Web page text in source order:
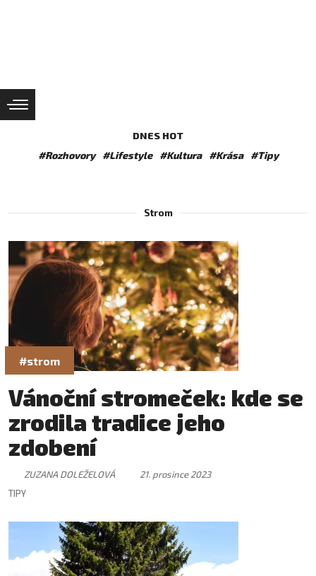
DNES HOT
#Rozhovory
#Lifestyle #Kultura #Krása #Tipy
Strom
#strom
Vánoční stromeček: kde se
zrodila tradice jeho
zdobení
ZUZANA DOLEŽELOVÁ
21. prosince 2023
TIPY